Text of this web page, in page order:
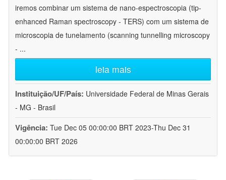
iremos combinar um sistema de nano-espectroscopia (tip-
enhanced Raman spectroscopy - TERS) com um sistema de
microscopia de tunelamento (scanning tunnelling microscopy
- ...
leia mais
Instituição/UF/País: Universidade Federal de Minas Gerais
- MG - Brasil
Vigência: Tue Dec 05 00:00:00 BRT 2023-Thu Dec 31
00:00:00 BRT 2026